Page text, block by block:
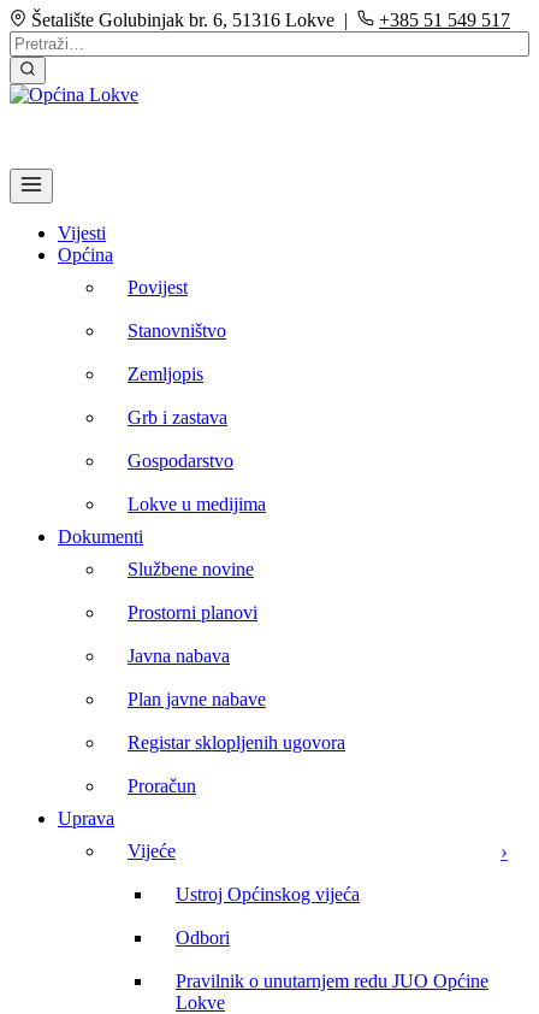
Šetalište Golubinjak br. 6, 51316 Lokve | +385 51 549 517
Vijesti
Općina
Povijest
Stanovništvo
Zemljopis
Grb i zastava
Gospodarstvo
Lokve u medijima
Dokumenti
Službene novine
Prostorni planovi
Javna nabava
Plan javne nabave
Registar sklopljenih ugovora
Proračun
Uprava
Vijeće
Ustroj Općinskog vijeća
Odbori
Pravilnik o unutarnjem redu JUO Općine
Lokve